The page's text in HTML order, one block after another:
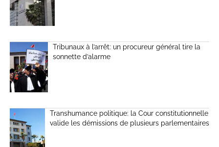
Tribunaux à l’arrêt: un procureur général tire la
sonnette d’alarme
Transhumance politique: la Cour constitutionnelle
valide les démissions de plusieurs parlementaires